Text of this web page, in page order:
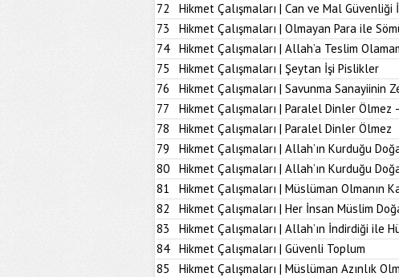
72
Hikmet Çalışmaları | Can ve Mal Güvenliği
73
Hikmet Çalışmaları | Olmayan Para ile
74
Hikmet Çalışmaları | Allah’a Teslim
75
Hikmet Çalışmaları | Şeytan İşi Pislikler
76
Hikmet Çalışmaları | Savunma Sanayiinin
77
Hikmet Çalışmaları | Paralel Dinler Ölmez
78
Hikmet Çalışmaları | Paralel Dinler Ölmez
79
Hikmet Çalışmaları | Allah’ın Kurduğu
80
Hikmet Çalışmaları | Allah’ın Kurduğu
81
Hikmet Çalışmaları | Müslüman Olmanın
82
Hikmet Çalışmaları | Her İnsan Müslim
83
Hikmet Çalışmaları | Allah’ın İndirdiği ile
84
Hikmet Çalışmaları | Güvenli Toplum
85
Hikmet Çalışmaları | Müslüman Azınlık